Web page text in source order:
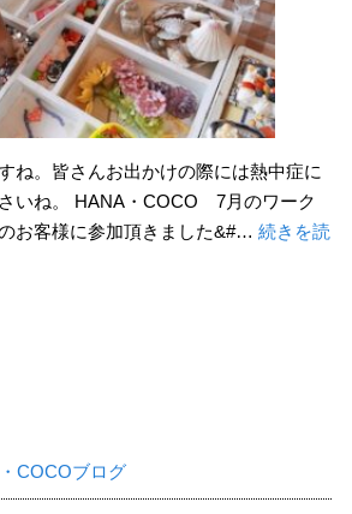
ね。皆さんお出かけの際には熱中症に
いね。 HANA・COCO 7月のワーク
お客様に参加頂きました&#… 続きを読
COCOブログ